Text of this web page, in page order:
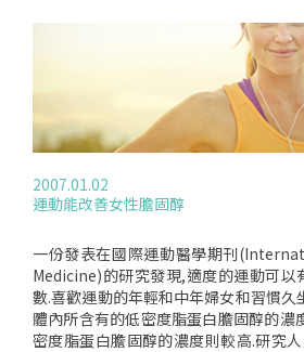
性在後續研究中被隨機分成兩組,一組持
用安慰劑,研究人員則紀錄她們的骨質密
物的女性,其髖骨和脊椎骨的密度的確比
但是,除了脊椎之外的骨折率則和停止使
外,對於因為背痛而於臨床上診斷出脊椎
員建議最好還是持續使用藥物比較好,雖
使用藥物,十年的使用期是很安全的.研究
研究結果,因為對於骨質疏鬆症的治療和
也較嚴重,尤其是更年期的婦女,有時必
她們在服藥五年後可以停止服用一段時
身體和經濟負擔.
2007.01.02
運動能改善女性膽固醇
一份發表在國際運動醫學期刊
Medicine)的研究發現,適度的運動可以
數.喜歡運動的年輕和中年婦女和習慣久
體內所含有的低密度脂蛋白膽固醇的濃
密度脂蛋白膽固醇的濃度則較高.研究